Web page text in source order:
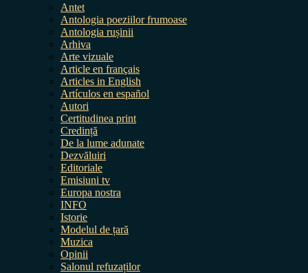
Antet
Antologia poeziilor frumoase
Antologia rușinii
Arhiva
Arte vizuale
Article en français
Articles in English
Artículos en español
Autori
Certitudinea print
Credință
De la lume adunate
Dezvăluiri
Editoriale
Emisiuni tv
Europa nostra
INFO
Istorie
Modelul de țară
Muzica
Opinii
Salonul refuzaților